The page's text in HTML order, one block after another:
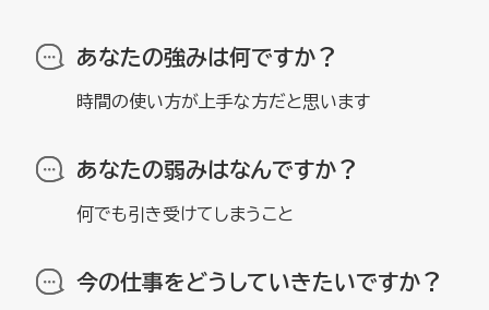
あなたの強みは何ですか？
時間の使い方が上手な方だと思います
あなたの弱みはなんですか？
何でも引き受けてしまうこと
今の仕事をどうしていきたいですか？